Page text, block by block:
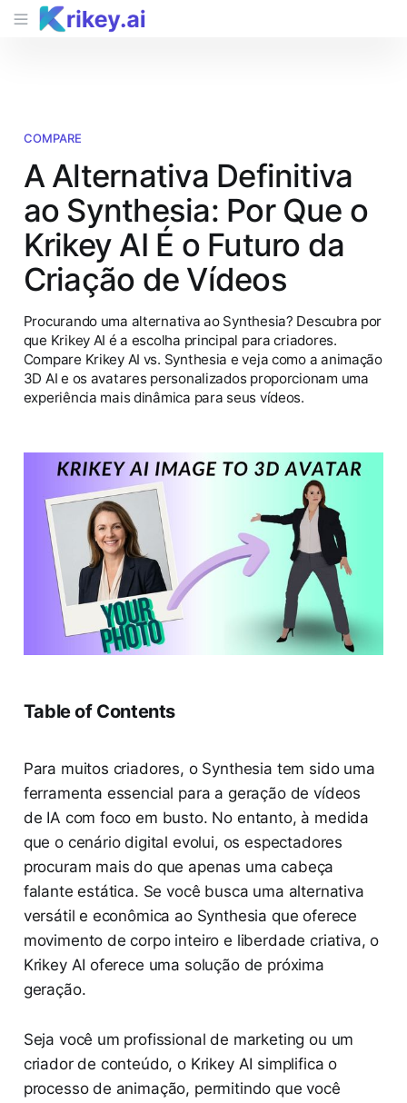
COMPARE
A Alternativa Definitiva
ao Synthesia: Por Que o
Krikey AI É o Futuro da
Criação de Vídeos
Procurando uma alternativa ao Synthesia? Descubra por
que Krikey AI é a escolha principal para criadores.
Compare Krikey AI vs. Synthesia e veja como a animação
3D AI e os avatares personalizados proporcionam uma
experiência mais dinâmica para seus vídeos.
Table of Contents
Para muitos criadores, o Synthesia tem sido uma
ferramenta essencial para a geração de vídeos
de IA com foco em busto. No entanto, à medida
que o cenário digital evolui, os espectadores
procuram mais do que apenas uma cabeça
falante estática. Se você busca uma alternativa
versátil e econômica ao Synthesia que oferece
movimento de corpo inteiro e liberdade criativa, o
Krikey AI oferece uma solução de próxima
geração.
Seja você um profissional de marketing ou um
criador de conteúdo, o Krikey AI simplifica o
processo de animação, permitindo que você